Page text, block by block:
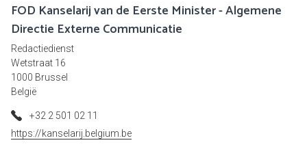
FOD Kanselarij van de Eerste Minister - Algemene
Directie Externe Communicatie
Redactiedienst
Wetstraat 16
1000 Brussel
België
+32 2 501 02 11
https://kanselarij.belgium.be